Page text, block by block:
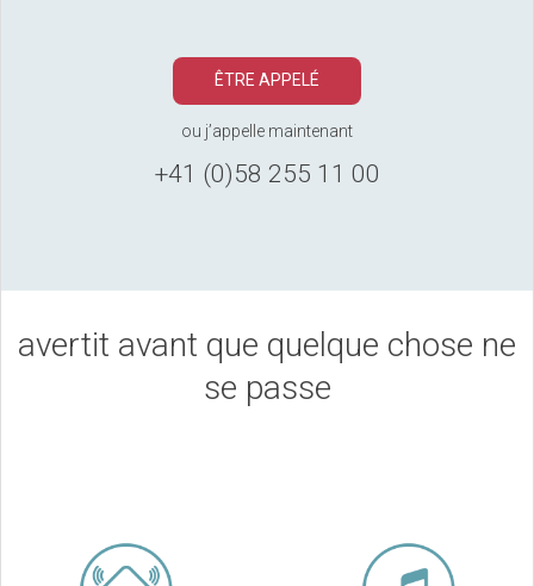
ÊTRE APPELÉ
ou j’appelle maintenant
+41 (0)58 255 11 00
avertit avant que quelque chose ne
se passe